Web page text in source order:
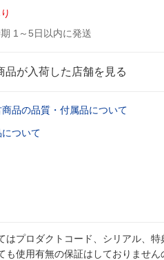
1～5日以内に発送
品が入荷した店舗を見る
品の品質・付属品について
ついて
プロダクトコード、シリアル、
も使用有無の保証はしておりませ